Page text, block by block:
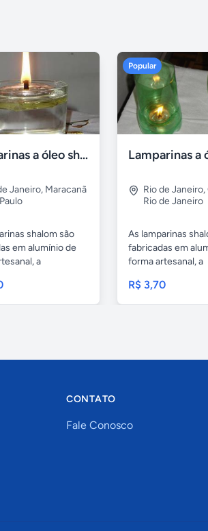
Lamparinas a óleo shalom
Janeiro, Maracanã
shalom são
em alumínio de
a
Popular
Rio de Janeiro,
Rio de Janeiro
As lamparinas
fabricadas em
forma artesanal, a
R$ 3,70
CONTATO
Fale Conosco